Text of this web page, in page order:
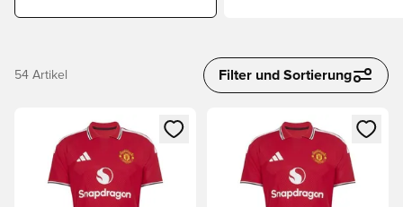
54 Artikel Filter und Sortierung
Öffnet ein neues Fenster zum Anmelden oder Registrieren
Öffnet ein neues Fenster